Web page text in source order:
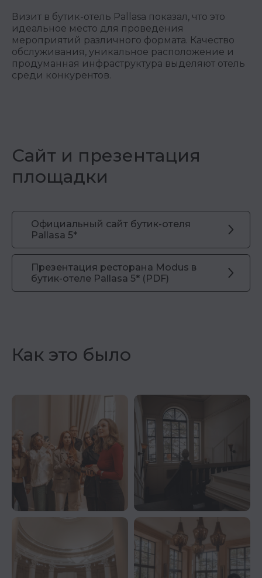
Визит в бутик-отель Pallasa показал, что это
идеальное место для проведения
мероприятий различного формата. Качество
обслуживания, уникальное расположение и
продуманная инфраструктура выделяют отель
среди конкурентов.
Сайт и презентация
площадки
Официальный сайт бутик-отеля
Pallasa 5*
Презентация ресторана Modus в
бутик-отеле Pallasa 5* (PDF)
Как это было